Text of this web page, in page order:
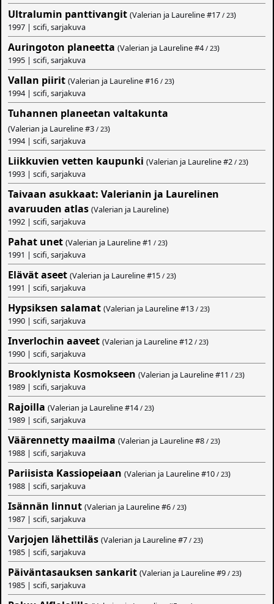
Ultralumin panttivangit (Valerian ja Laureline #17 / 23)
1997 | scifi, sarjakuva
Auringoton planeetta (Valerian ja Laureline #4 / 23)
1995 | scifi, sarjakuva
Vallan piirit (Valerian ja Laureline #16 / 23)
1994 | scifi, sarjakuva
Tuhannen planeetan valtakunta
(Valerian ja Laureline #3 / 23)
1994 | scifi, sarjakuva
Liikkuvien vetten kaupunki (Valerian ja Laureline #2 / 23)
1993 | scifi, sarjakuva
Taivaan asukkaat: Valerianin ja Laurelinen
avaruuden atlas (Valerian ja Laureline)
1992 | scifi, sarjakuva
Pahat unet (Valerian ja Laureline #1 / 23)
1991 | scifi, sarjakuva
Elävät aseet (Valerian ja Laureline #15 / 23)
1991 | scifi, sarjakuva
Hypsiksen salamat (Valerian ja Laureline #13 / 23)
1990 | scifi, sarjakuva
Inverlochin aaveet (Valerian ja Laureline #12 / 23)
1990 | scifi, sarjakuva
Brooklynista Kosmokseen (Valerian ja Laureline #11 / 23)
1989 | scifi, sarjakuva
Rajoilla (Valerian ja Laureline #14 / 23)
1989 | scifi, sarjakuva
Väärennetty maailma (Valerian ja Laureline #8 / 23)
1988 | scifi, sarjakuva
Pariisista Kassiopeiaan (Valerian ja Laureline #10 / 23)
1988 | scifi, sarjakuva
Isännän linnut (Valerian ja Laureline #6 / 23)
1987 | scifi, sarjakuva
Varjojen lähettiläs (Valerian ja Laureline #7 / 23)
1985 | scifi, sarjakuva
Päiväntasauksen sankarit (Valerian ja Laureline #9 / 23)
1985 | scifi, sarjakuva